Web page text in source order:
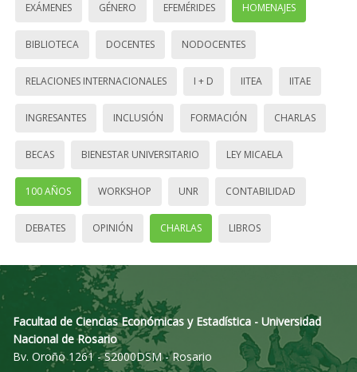
EXÁMENES GÉNERO EFEMÉRIDES HOMENAJES
BIBLIOTECA DOCENTES NODOCENTES
RELACIONES INTERNACIONALES I + D IITEA IITAE
INGRESANTES INCLUSIÓN FORMACIÓN CHARLAS
BECAS BIENESTAR UNIVERSITARIO LEY MICAELA
100 AÑOS WORKSHOP UNR CONTABILIDAD
DEBATES OPINIÓN CHARLAS LIBROS
Facultad de Ciencias Económicas y Estadística - Universidad
Nacional de Rosario
Bv. Oroño 1261 - S2000DSM - Rosario